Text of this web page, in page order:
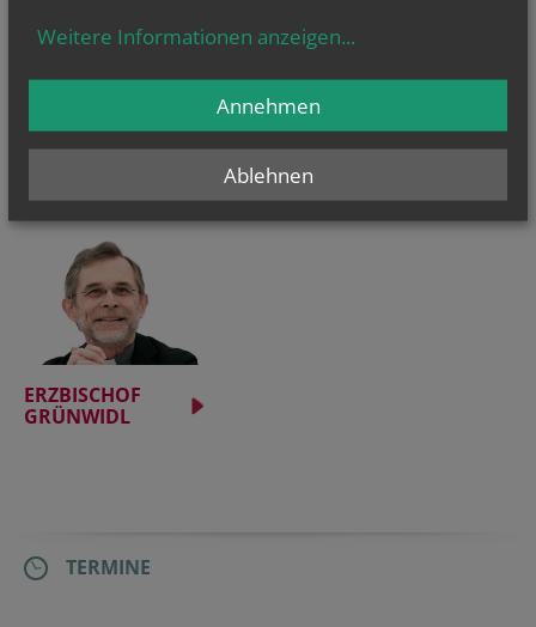
NACHRICHTEN
Politikwissenschaftler: Trump wird...
Telefonseelsorge: Frauen rufen...
ERZBISCHOF
GRÜNWIDL
TERMINE
Weitere Informationen anzeigen...
Ablehnen
Annehmen